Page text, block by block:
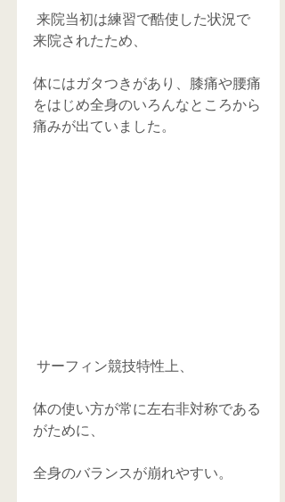
来院されたため、
体にはガタつきがあり、膝痛や腰痛
をはじめ全身のいろんなところから
痛みが出ていました。
サーフィン競技特性上、
体の使い方が常に左右非対称である
がために、
全身のバランスが崩れやすい。